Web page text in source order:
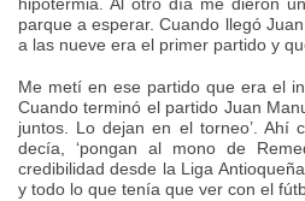
parque a esperar. Cuando llegó
a las nueve era el primer partido y
Me metí en ese partido que era el
Cuando terminó el partido Juan
juntos. Lo dejan en el torneo’. Ahí
decía, ‘pongan al mono de
credibilidad desde la Liga
y todo lo que tenía que ver con el